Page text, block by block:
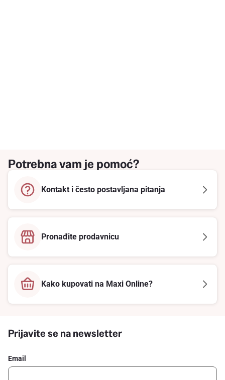
Potrebna vam je pomoć?
Kontakt i često postavljana pitanja
Pronađite prodavnicu
Kako kupovati na Maxi Online?
Prijavite se na newsletter
Email